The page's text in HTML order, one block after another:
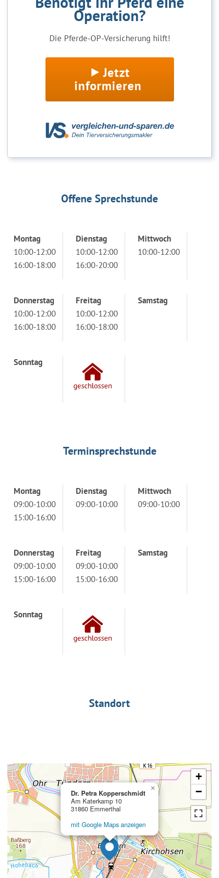
Operation?
Die Pferde-OP-Versicherung hilft!
Jetzt
informieren
Offene Sprechstunde
Montag
10:00-12:00
16:00-18:00
Dienstag
10:00-12:00
16:00-20:00
Mittwoch
10:00-12:00
Donnerstag
10:00-12:00
16:00-18:00
Freitag
10:00-12:00
16:00-18:00
Samstag
Sonntag
Terminsprechstunde
Montag
09:00-10:00
15:00-16:00
Dienstag
09:00-10:00
Mittwoch
09:00-10:00
Donnerstag
09:00-10:00
15:00-16:00
Freitag
09:00-10:00
15:00-16:00
Samstag
Sonntag
Standort
Dr. Petra Kopperschmidt
Am Katerkamp 10
31860 Emmerthal
mit Google Maps anzeigen
×
+
−